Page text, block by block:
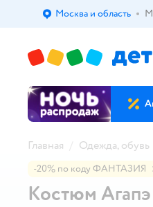
Выбор адреса
Москва и область
Главная Одежда, обувь
-20% по коду ФАНТАЗИЯ
Костюм Агапэ